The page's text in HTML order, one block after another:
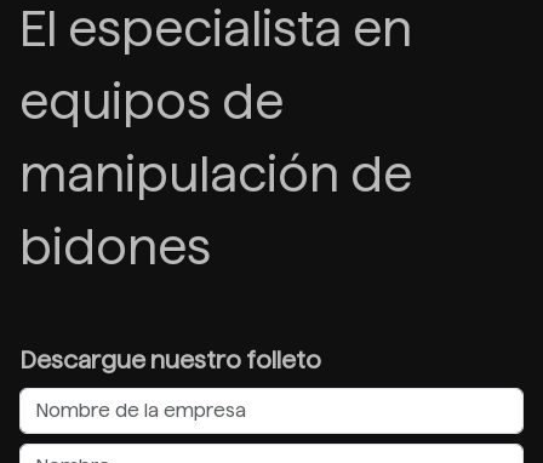
El especialista en
equipos de
manipulación de
bidones
Descargue nuestro folleto